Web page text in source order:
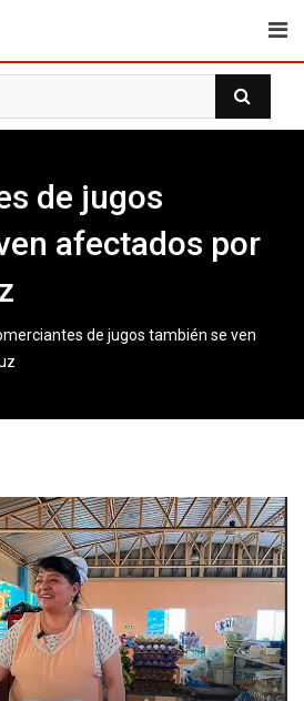
de jugos
afectados por
de jugos también se ven